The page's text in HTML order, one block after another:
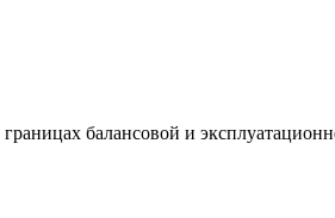
балансовой и